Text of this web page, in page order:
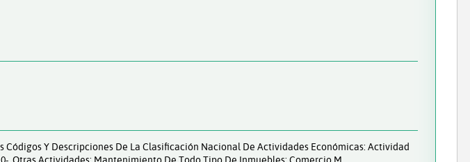
Y Descripciones De La Clasificación Nacional De Actividades Económicas: Actividad